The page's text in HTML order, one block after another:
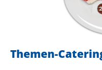
Themen-